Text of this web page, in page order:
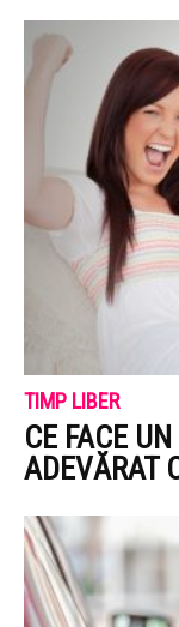
TIMP LIBER
CE FACE
ADEVĂRAT